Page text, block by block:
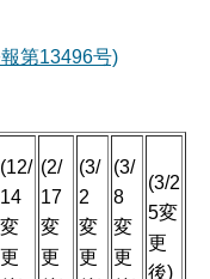
第13496号)
(12/
14
変
更
(2/
17
変
更
(3/
2
変
更
(3/
8
変
更
(3/2
5変
更
後)